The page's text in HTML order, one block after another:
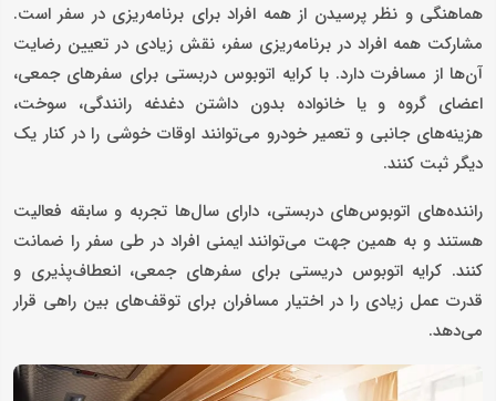
هماهنگی و نظر پرسیدن از همه افراد برای برنامه‌ریزی در سفر است.
مشارکت همه افراد در برنامه‌ریزی سفر، نقش زیادی در تعیین رضایت
آن‌ها از مسافرت دارد. با کرایه اتوبوس دربستی برای سفرهای جمعی،
اعضای گروه و یا خانواده بدون داشتن دغدغه رانندگی، سوخت،
هزینه‌های جانبی و تعمیر خودرو می‌توانند اوقات خوشی را در کنار یک
دیگر ثبت کنند.
راننده‌های اتوبوس‌های دربستی، دارای سال‌ها تجربه و سابقه فعالیت
هستند و به همین جهت می‌توانند ایمنی افراد در طی سفر را ضمانت
کنند. کرایه اتوبوس دریستی برای سفرهای جمعی، انعطاف‌پذیری و
قدرت عمل زیادی را در اختیار مسافران برای توقف‌های بین راهی قرار
می‌دهد.